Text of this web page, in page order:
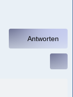
Antworten